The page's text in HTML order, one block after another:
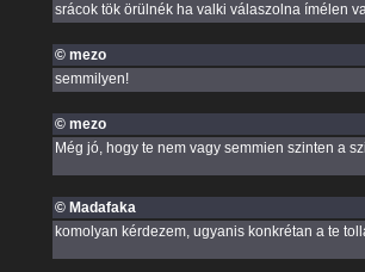
srácok tök örülnék ha valki válaszolna ímélen
© mezo
semmilyen!
© mezo
Még jó, hogy te nem vagy semmien szinten a
© Madafaka
komolyan kérdezem, ugyanis konkrétan a te